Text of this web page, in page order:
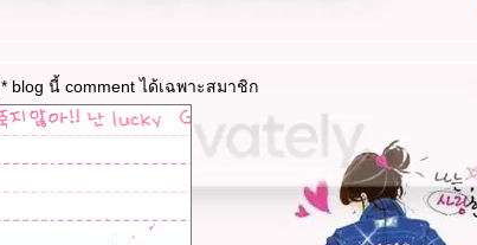
* blog นี้ comment ได้เฉพาะสมาชิก